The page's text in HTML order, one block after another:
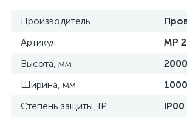
Производитель
Артикул
MP
Высота, мм
2000
Ширина, мм
1000
Степень защиты, IP
IP00